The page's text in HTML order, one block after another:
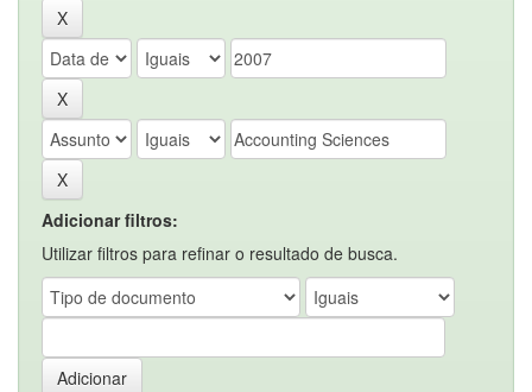
Adicionar filtros:
Utilizar filtros para refinar o resultado de busca.